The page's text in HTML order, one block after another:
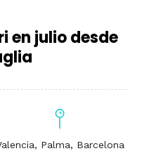
en julio desde
Palma, Barcelona